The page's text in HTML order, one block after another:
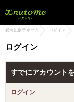
愛犬と旅行 ホーム ログイン
ログイン
すでにアカウント
ログイン